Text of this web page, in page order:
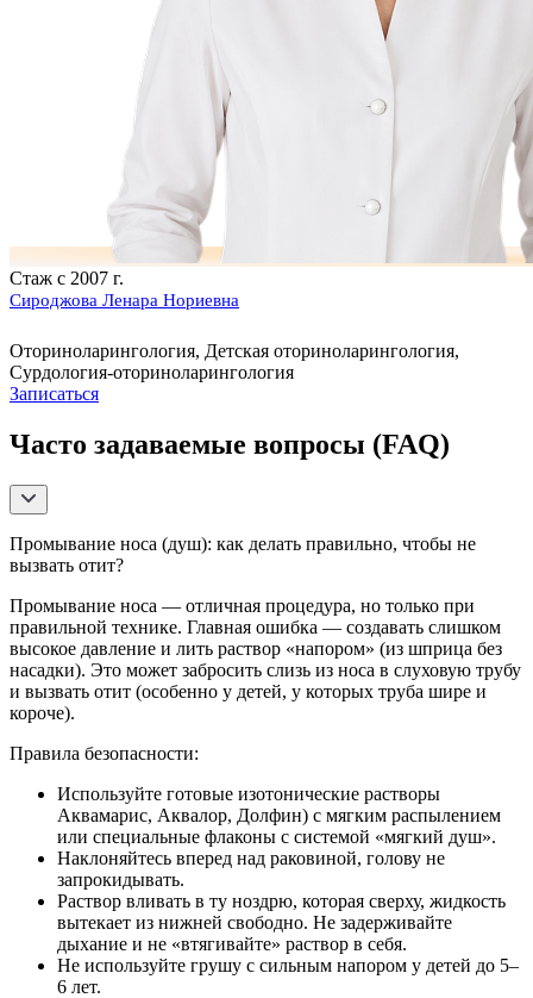
Стаж с 2007 г.
Сироджова Ленара Нориевна
Оториноларингология, Детская оториноларингология,
Сурдология-оториноларингология
Записаться
Часто задаваемые вопросы (FAQ)
Промывание носа (душ): как делать правильно, чтобы не
вызвать отит?
Промывание носа — отличная процедура, но только при
правильной технике. Главная ошибка — создавать слишком
высокое давление и лить раствор «напором» (из шприца без
насадки). Это может забросить слизь из носа в слуховую трубу
и вызвать отит (особенно у детей, у которых труба шире и
короче).
Правила безопасности:
Используйте готовые изотонические растворы
Аквамарис, Аквалор, Долфин) с мягким распылением
или специальные флаконы с системой «мягкий душ».
Наклоняйтесь вперед над раковиной, голову не
запрокидывать.
Раствор вливать в ту ноздрю, которая сверху, жидкость
вытекает из нижней свободно. Не задерживайте
дыхание и не «втягивайте» раствор в себя.
Не используйте грушу с сильным напором у детей до 5–
6 лет.